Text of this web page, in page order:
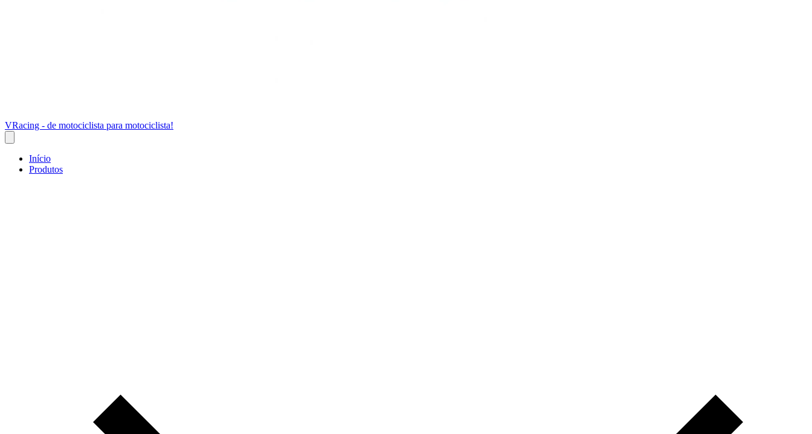
VRacing - de motociclista para motociclista!
Início
Produtos